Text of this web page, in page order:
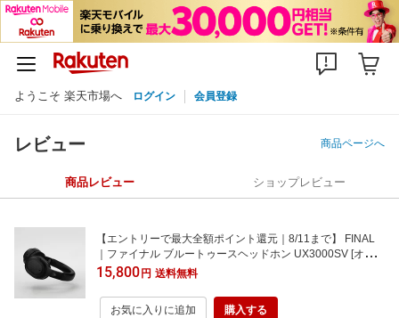
ようこそ 楽天市場へ ログイン 会員登録
レビュー 商品ページへ
商品レビュー ショップレビュー
【エントリーで最大全額ポイント還元｜8/11まで】 FINAL
｜ファイナル ブルートゥースヘッドホン UX3000SV [オー
バーヘッド型 /ノイズキャンセリング対応 /Bluetooth対応 /φ
3.5mm ミニプラグ]
15,800円 送料無料
お気に入りに追加 購入する